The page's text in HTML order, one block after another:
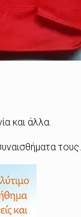
και άλλα.
τους.